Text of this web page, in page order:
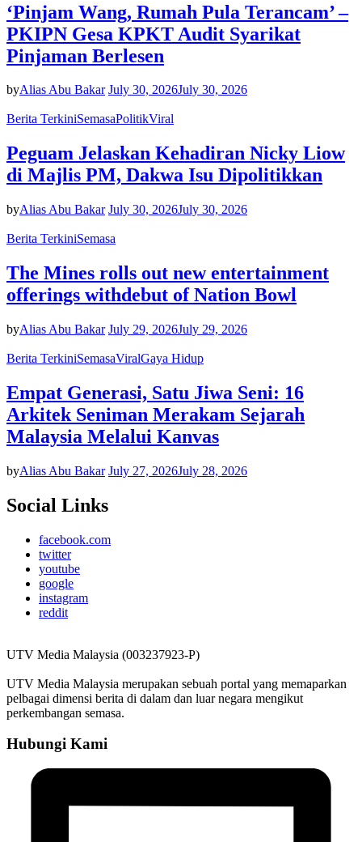
‘Pinjam Wang, Rumah Pula Terancam’ –
PKIPN Gesa KPKT Audit Syarikat
Pinjaman Berlesen
byAlias Abu Bakar July 30, 2026July 30, 2026
Berita TerkiniSemasaPolitikViral
Peguam Jelaskan Kehadiran Nicky Liow
di Majlis PM, Dakwa Isu Dipolitikkan
byAlias Abu Bakar July 30, 2026July 30, 2026
Berita TerkiniSemasa
The Mines rolls out new entertainment
offerings withdebut of Nation Bowl
byAlias Abu Bakar July 29, 2026July 29, 2026
Berita TerkiniSemasaViralGaya Hidup
Empat Generasi, Satu Jiwa Seni: 16
Arkitek Seniman Merakam Sejarah
Malaysia Melalui Kanvas
byAlias Abu Bakar July 27, 2026July 28, 2026
Social Links
facebook.com
twitter
youtube
google
instagram
reddit
UTV Media Malaysia (003237923-P)
UTV Media Malaysia merupakan sebuah portal yang memaparkan
pelbagai dimensi berita di dalam dan luar negara mengikut
perkembangan semasa.
Hubungi Kami